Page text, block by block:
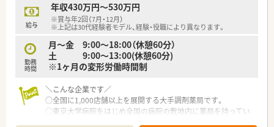
給与
年収430万円～530万円
※賞与年2回（7月・12月）
※上記は30代経験者モデル、経験・役職により異なります。
勤務
時間
月～金 9:00～18:00（休憩60分）
土 9:00～13:00(休憩60分)
※1ヶ月の変形労働時間制
＼こんな企業です／
○全国に1,000店舗以上を展開する大手調剤薬局です。
○東京大学病院をはじめ全国の病院の敷地内に薬局を持ってい